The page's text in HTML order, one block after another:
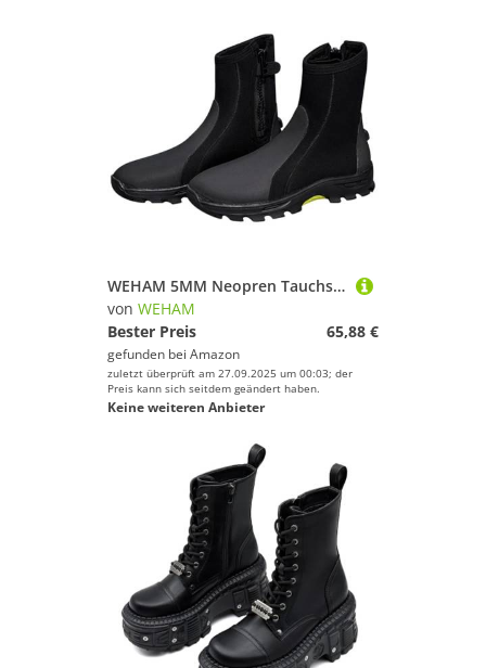
WEHAM 5MM Neopren Tauchstiefel Surf Scuba Tauchen Schwimmschuhe Windsurfen Unterwasserfischen Kitesurf Ausrüstung Strandschuhe Schnorcheln,Schwarz,37
von WEHAM
Bester Preis
65,88 €
gefunden bei Amazon
zuletzt überprüft am 27.09.2025 um 00:03; der
Preis kann sich seitdem geändert haben.
Keine weiteren Anbieter